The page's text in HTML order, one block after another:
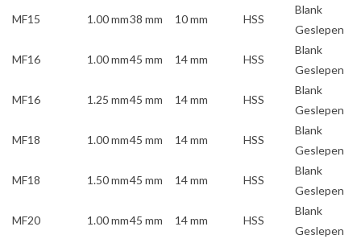
MF15 1.00 mm38 mm 10 mm HSS
Blank
Geslepen
MF16 1.00 mm45 mm 14 mm HSS
Blank
Geslepen
MF16 1.25 mm45 mm 14 mm HSS
Blank
Geslepen
MF18 1.00 mm45 mm 14 mm HSS
Blank
Geslepen
MF18 1.50 mm45 mm 14 mm HSS
Blank
Geslepen
MF20 1.00 mm45 mm 14 mm HSS
Blank
Geslepen